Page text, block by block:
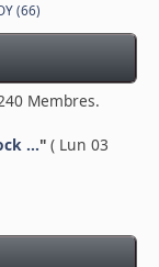
(66)
Membres.
..."( Lun 03